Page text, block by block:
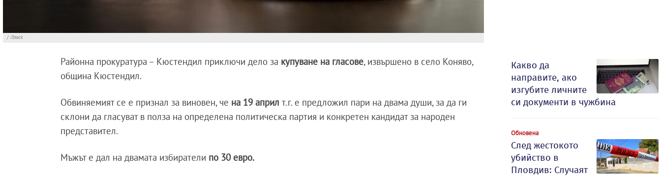
/ iStock
Районна прокуратура – Кюстендил приключи дело за купуване на гласове, извършено в село Коняво,
община Кюстендил.
Обвиняемият се е признал за виновен, че на 19 априлт.г. е предложил пари на двама души, за да ги
склони да гласуват в полза на определена политическа партия и конкретен кандидат за народен
представител.
Мъжът е дал на двамата избиратели по 30 евро.
Какво да
направите, ако
изгубите личните
си документи в чужбина
Обновена
След жестокото
убийство в
Пловдив: Случаят